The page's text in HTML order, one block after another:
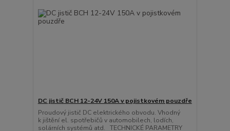
DC jistič BCH 12-24V 150A v pojistkovém pouzdře
Proudový jistič DC elektrického obvodu. Vhodný
k jištění el. spotřebičů v automobilech, lodích,
solárních systémů atd. TECHNICKÉ PARAMETRY